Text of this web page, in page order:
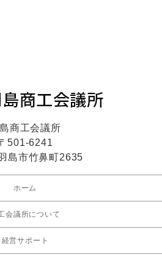
商工会議所
501-6241
島市竹鼻町2635
ホーム
会議所について
経営サポート